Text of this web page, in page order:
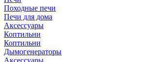
Походные печи
Печи для дома
Аксессуары
Коптильни
Коптильни
Дымогенераторы
Аксессуары